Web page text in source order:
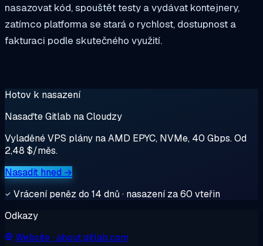
nasazovat kód, spouštět testy a vydávat kontejnery,
zatímco platforma se stará o rychlost, dostupnost a
fakturaci podle skutečného využití.
Hotov k nasazení
Nasaďte Gitlab na Cloudzy
Vyladěné VPS plány na AMD EPYC, NVMe, 40 Gbps. Od
2,48 $/měs.
Nasadit hned →
Vrácení peněz do 14 dnů · nasazení za 60 vteřin
Odkazy
Website· about.gitlab.com